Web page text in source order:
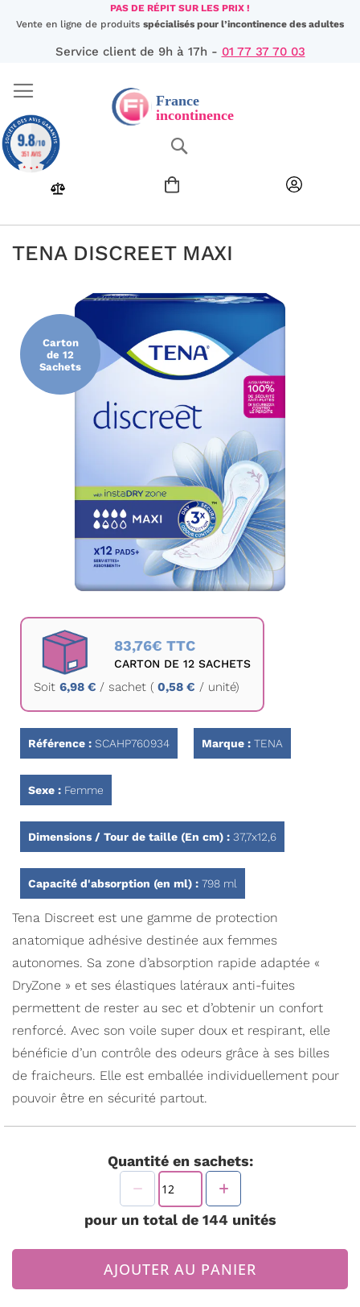
Aller
au
PAS DE RÉPIT SUR LES PRIX !
Vente en ligne de produits spécialisés pour l’incontinence des adultes
Service client de 9h à 17h - 01 77 37 70 03
TENA DISCREET MAXI
fin
de
galerie
Carton
de 12
Sachets
Passer
Galerie
83,76€ TTC
CARTON DE 12 SACHETS
Soit 6,98 € / sachet ( 0,58 € / unité)
Référence : SCAHP760934 Marque : TENA
Sexe : Femme
Dimensions / Tour de taille (En cm) : 37,7x12,6
Capacité d'absorption (en ml) : 798 ml
Tena Discreet est une gamme de protection
anatomique adhésive destinée aux femmes
autonomes. Sa zone d’absorption rapide adaptée «
DryZone » et ses élastiques latéraux anti-fuites
permettent de rester au sec et d’obtenir un confort
renforcé. Avec son voile super doux et respirant, elle
bénéficie d’un contrôle des odeurs grâce à ses billes
de fraicheurs. Elle est emballée individuellement pour
pouvoir être en sécurité partout.
Quantité en sachets:
pour un total de 144unités
AJOUTER AU PANIER
9.8/10
351 AVIS